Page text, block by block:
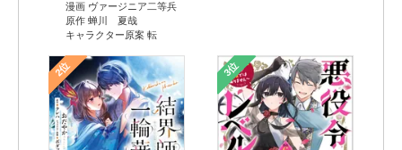
漫画 ヴァージニア二等兵
原作 蝉川 夏哉
キャラクター原案 転
2位 3位